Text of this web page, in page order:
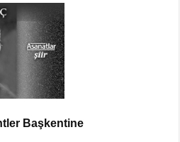
Başkentine